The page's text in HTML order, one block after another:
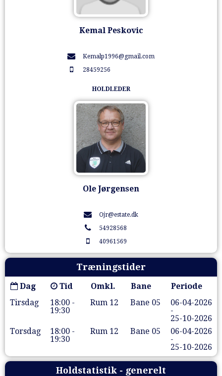
Kemal Peskovic
Kemalp1996@gmail.com
28459256
HOLDLEDER
Ole Jørgensen
Ojr@estate.dk
54928568
40961569
Træningstider
Dag Tid Omkl. Bane
Periode
Tirsdag
18:00 -
19:30
Rum 12 Bane 05
06-04-2026
-
25-10-2026
Torsdag
18:00 -
19:30
Rum 12 Bane 05
06-04-2026
-
25-10-2026
Holdstatistik - generelt